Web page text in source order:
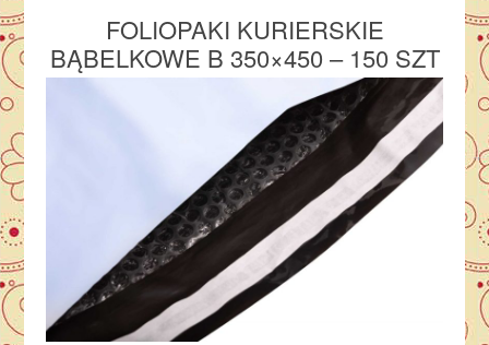
FOLIOPAKI KURIERSKIE
BĄBELKOWE B 350×450 – 150 SZT